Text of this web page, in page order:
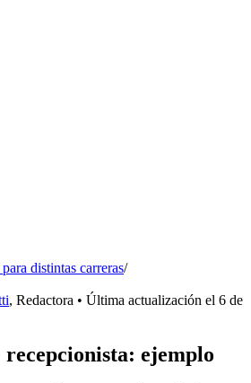
distintas carreras/
, Redactora • Última actualización el 6 de
ejemplo